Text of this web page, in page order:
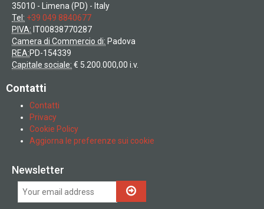
35010 - Limena (PD) - Italy
Tel: +39 049 8840677
PIVA: IT00838770287
Camera di Commercio di: Padova
REA:PD-154339
Capitale sociale: € 5.200.000,00 i.v.
Contatti
Contatti
Privacy
Cookie Policy
Aggiorna le preferenze sui cookie
Newsletter